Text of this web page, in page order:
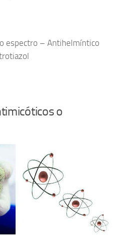
espectro – Antihelmíntico
o